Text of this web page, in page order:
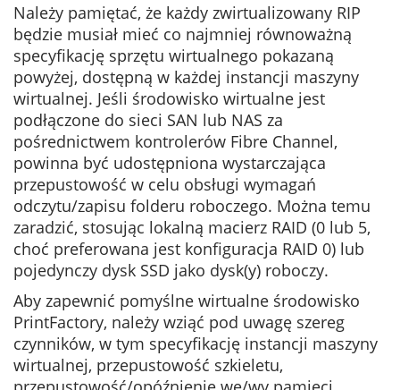
Należy pamiętać, że każdy zwirtualizowany RIP
będzie musiał mieć co najmniej równoważną
specyfikację sprzętu wirtualnego pokazaną
powyżej, dostępną w każdej instancji maszyny
wirtualnej. Jeśli środowisko wirtualne jest
podłączone do sieci SAN lub NAS za
pośrednictwem kontrolerów Fibre Channel,
powinna być udostępniona wystarczająca
przepustowość w celu obsługi wymagań
odczytu/zapisu folderu roboczego. Można temu
zaradzić, stosując lokalną macierz RAID (0 lub 5,
choć preferowana jest konfiguracja RAID 0) lub
pojedynczy dysk SSD jako dysk(y) roboczy.
Aby zapewnić pomyślne wirtualne środowisko
PrintFactory, należy wziąć pod uwagę szereg
czynników, w tym specyfikację instancji maszyny
wirtualnej, przepustowość szkieletu,